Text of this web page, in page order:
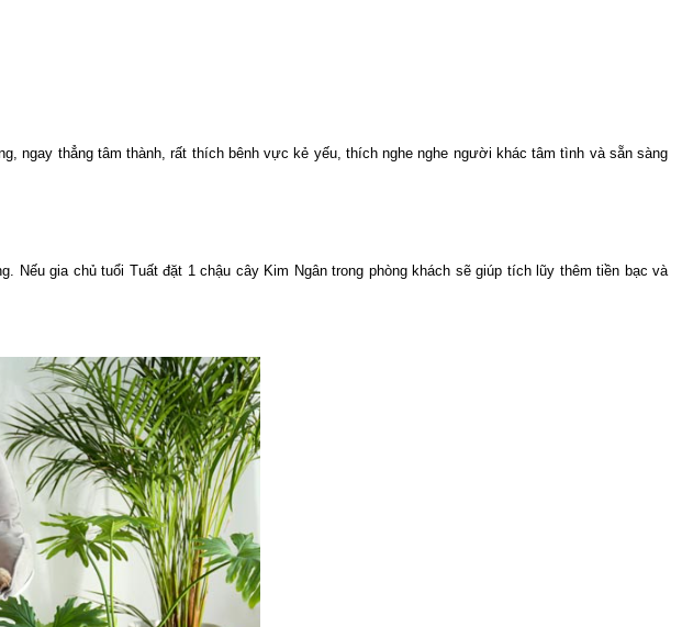
ngay thẳng tâm thành, rất thích bênh vực kẻ yếu, thích nghe nghe người khác tâm tình và sẵn sàng
gia chủ tuổi Tuất đặt 1 chậu cây Kim Ngân trong phòng khách sẽ giúp tích lũy thêm tiền bạc và